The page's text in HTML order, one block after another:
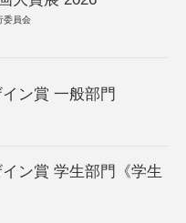
委員会
ン賞 一般部門
ン賞 学生部門《学生